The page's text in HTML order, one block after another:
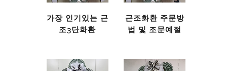
가장 인기있는 근
조3단화환
근조화환 주문방
법 및 조문예절